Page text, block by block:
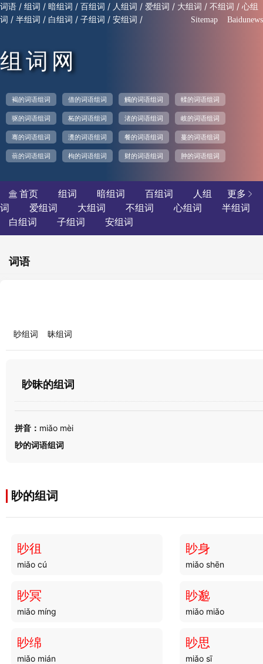
词语 / 组词 / 暗组词 / 百组词 / 人组词 / 爱组词 / 大组词 / 不组词 / 心组
词 / 半组词 / 白组词 / 子组词 / 安组词 / Sitemap Baidunews
组词网
褐的词语组词 借的词语组词 觸的词语组词 輮的词语组词
驱的词语组词 柘的词语组词 渚的词语组词 岐的词语组词
骞的词语组词 瀵的词语组词 餐的词语组词 蔓的词语组词
蓊的词语组词 枸的词语组词 财的词语组词 肿的词语组词
更多 
 首页 组词 暗组词 百组词
人组
词
爱组词 大组词 不组词 心组词
半组词
白组词
子组词 安组词
词语
眇组词 昧组词
眇昧的组词
拼音： miǎo mèi
眇的词语组词
眇的组词
眇徂
miǎo cú
眇身
miǎo shēn
眇冥
miǎo míng
眇邈
miǎo miǎo
眇绵
miǎo mián
眇思
miǎo sī